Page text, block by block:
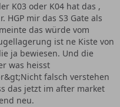
K03 oder K04 hat das ,
mir das S3 Gate als
das würde vom
ist ne Kiste von
ja bewiesen. Und die
was heisst
falsch verstehen
das jetzt im after market
neu.